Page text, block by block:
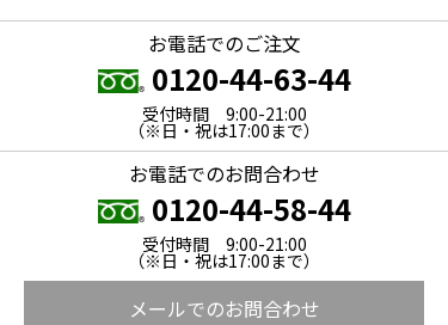
お電話でのご注文
0120-44-63-44
受付時間 9:00-21:00
（※日・祝は17:00まで）
お電話でのお問合わせ
0120-44-58-44
受付時間 9:00-21:00
（※日・祝は17:00まで）
メールでのお問合わせ